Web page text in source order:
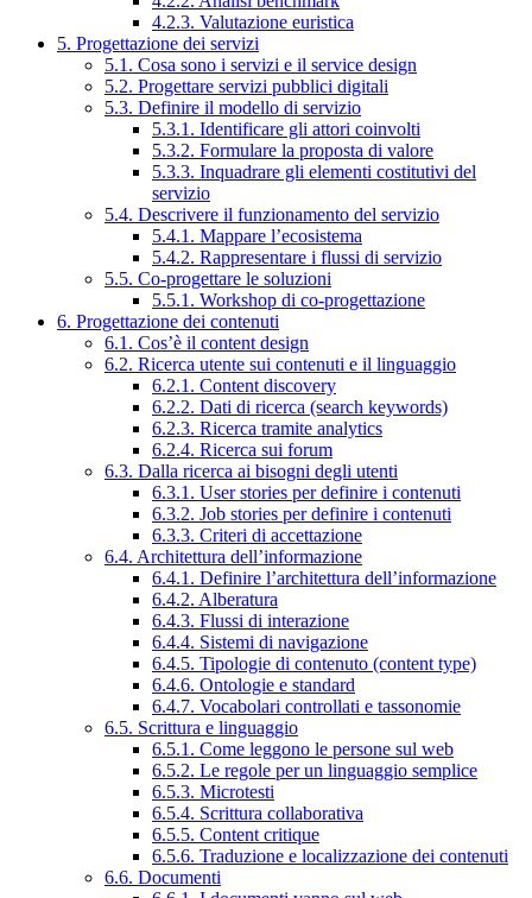
4.2.3. Valutazione euristica
5. Progettazione dei servizi
5.1. Cosa sono i servizi e il service design
5.2. Progettare servizi pubblici digitali
5.3. Definire il modello di servizio
5.3.1. Identificare gli attori coinvolti
5.3.2. Formulare la proposta di valore
5.3.3. Inquadrare gli elementi costitutivi del
servizio
5.4. Descrivere il funzionamento del servizio
5.4.1. Mappare l’ecosistema
5.4.2. Rappresentare i flussi di servizio
5.5. Co-progettare le soluzioni
5.5.1. Workshop di co-progettazione
6. Progettazione dei contenuti
6.1. Cos’è il content design
6.2. Ricerca utente sui contenuti e il linguaggio
6.2.1. Content discovery
6.2.2. Dati di ricerca (search keywords)
6.2.3. Ricerca tramite analytics
6.2.4. Ricerca sui forum
6.3. Dalla ricerca ai bisogni degli utenti
6.3.1. User stories per definire i contenuti
6.3.2. Job stories per definire i contenuti
6.3.3. Criteri di accettazione
6.4. Architettura dell’informazione
6.4.1. Definire l’architettura dell’informazione
6.4.2. Alberatura
6.4.3. Flussi di interazione
6.4.4. Sistemi di navigazione
6.4.5. Tipologie di contenuto (content type)
6.4.6. Ontologie e standard
6.4.7. Vocabolari controllati e tassonomie
6.5. Scrittura e linguaggio
6.5.1. Come leggono le persone sul web
6.5.2. Le regole per un linguaggio semplice
6.5.3. Microtesti
6.5.4. Scrittura collaborativa
6.5.5. Content critique
6.5.6. Traduzione e localizzazione dei contenuti
6.6. Documenti